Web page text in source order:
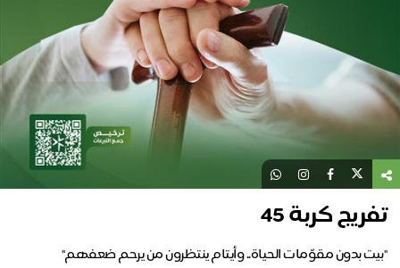
تفريج كربة 45
"بيت بدون مقوّمات الحياة.. وأيتام ينتظرون من يرحم ضعفهم"